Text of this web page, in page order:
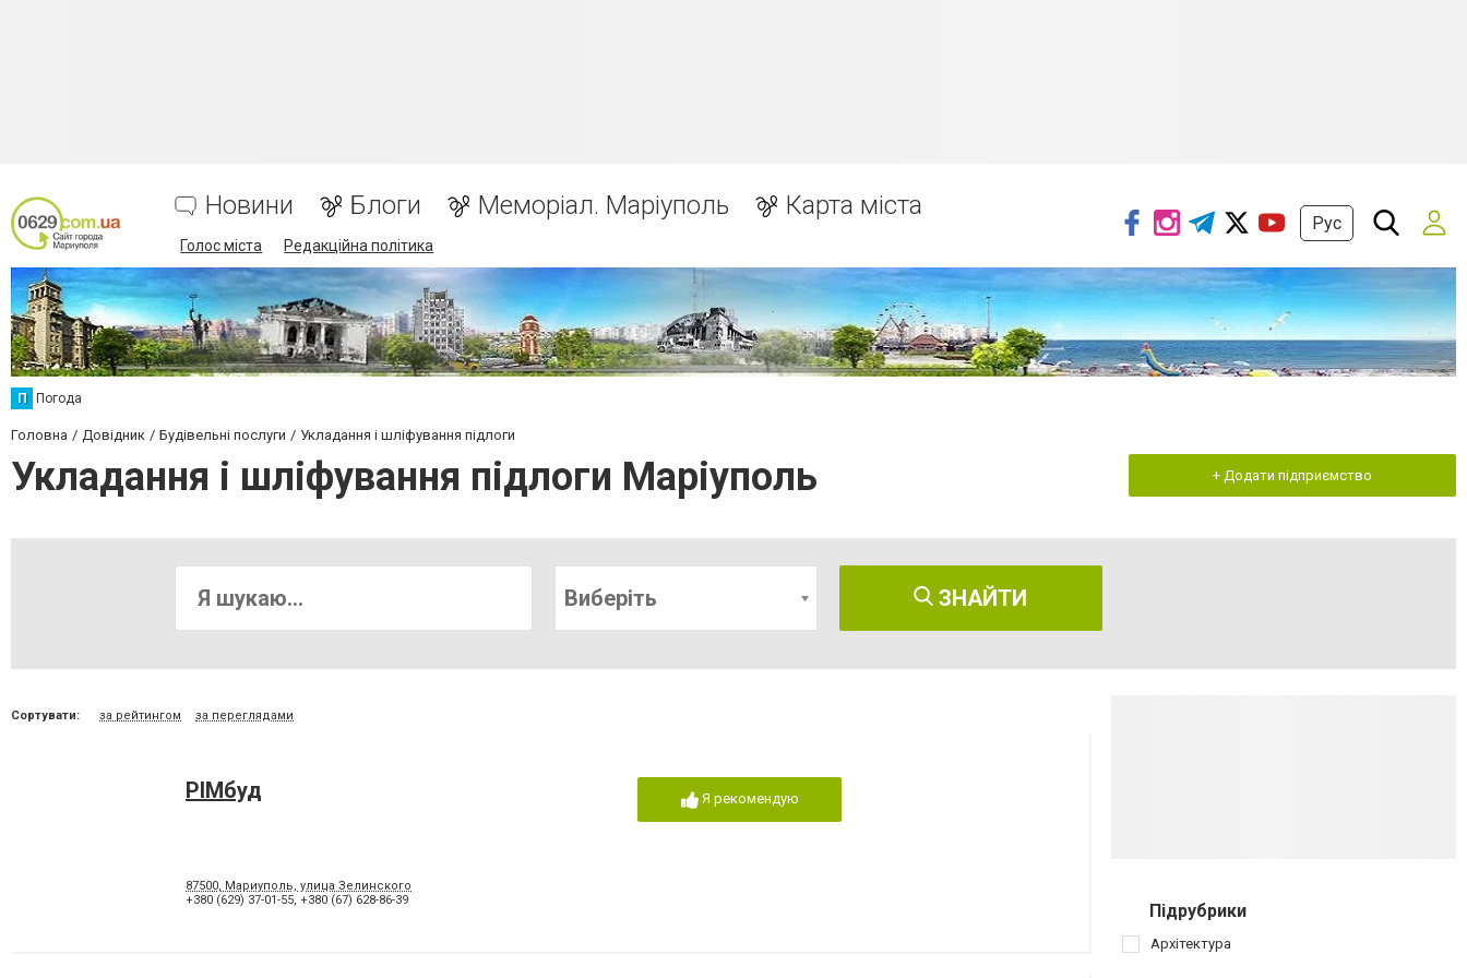
Новини Блоги Меморіал. Маріуполь Карта міста
Голос міста Редакційна політика
Рус
П Погода
Головна Довідник Будівельні послуги Укладання і шліфування підлоги
Укладання і шліфування підлоги Маріуполь + Додати підприємство
Виберіть ЗНАЙТИ
Сортувати: за рейтингом за переглядами
РIМбуд
87500, Мариуполь, улица Зелинского
+380 (629) 37-01-55, +380 (67) 628-86-39
Я рекомендую
Підрубрики
Архітектура